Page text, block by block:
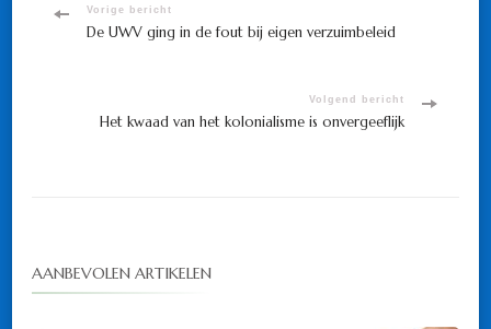
Bericht
Vorige bericht
De UWV ging in de fout bij eigen verzuimbeleid
Volgend bericht
Het kwaad van het kolonialisme is onvergeeflijk
AANBEVOLEN ARTIKELEN